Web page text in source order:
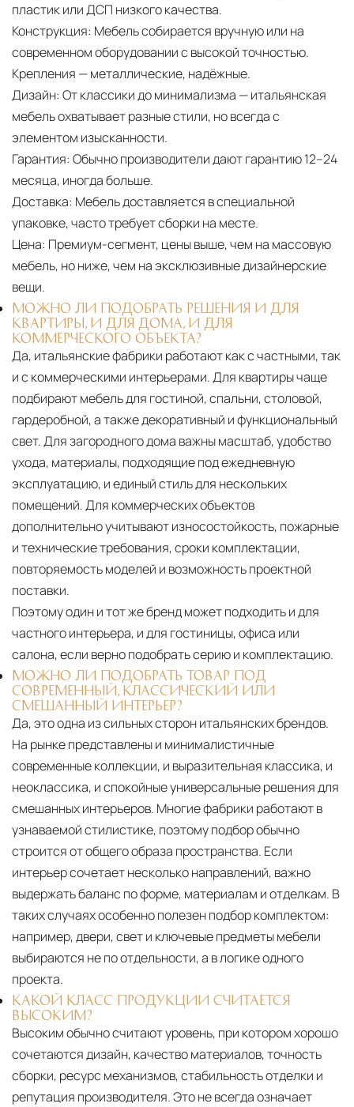
пластик или ДСП низкого качества.
Конструкция: Мебель собирается вручную или на
современном оборудовании с высокой точностью.
Крепления — металлические, надёжные.
Дизайн: От классики до минимализма — итальянская
мебель охватывает разные стили, но всегда с
элементом изысканности.
Гарантия: Обычно производители дают гарантию 12–24
месяца, иногда больше.
Доставка: Мебель доставляется в специальной
упаковке, часто требует сборки на месте.
Цена: Премиум-сегмент, цены выше, чем на массовую
мебель, но ниже, чем на эксклюзивные дизайнерские
вещи.
МОЖНО ЛИ ПОДОБРАТЬ РЕШЕНИЯ И ДЛЯ
КВАРТИРЫ, И ДЛЯ ДОМА, И ДЛЯ
КОММЕРЧЕСКОГО ОБЪЕКТА?
Да, итальянские фабрики работают как с частными, так
и с коммерческими интерьерами. Для квартиры чаще
подбирают мебель для гостиной, спальни, столовой,
гардеробной, а также декоративный и функциональный
свет. Для загородного дома важны масштаб, удобство
ухода, материалы, подходящие под ежедневную
эксплуатацию, и единый стиль для нескольких
помещений. Для коммерческих объектов
дополнительно учитывают износостойкость, пожарные
и технические требования, сроки комплектации,
повторяемость моделей и возможность проектной
поставки.
Поэтому один и тот же бренд может подходить и для
частного интерьера, и для гостиницы, офиса или
салона, если верно подобрать серию и комплектацию.
МОЖНО ЛИ ПОДОБРАТЬ ТОВАР ПОД
СОВРЕМЕННЫЙ, КЛАССИЧЕСКИЙ ИЛИ
СМЕШАННЫЙ ИНТЕРЬЕР?
Да, это одна из сильных сторон итальянских брендов.
На рынке представлены и минималистичные
современные коллекции, и выразительная классика, и
неоклассика, и спокойные универсальные решения для
смешанных интерьеров. Многие фабрики работают в
узнаваемой стилистике, поэтому подбор обычно
строится от общего образа пространства. Если
интерьер сочетает несколько направлений, важно
выдержать баланс по форме, материалам и отделкам. В
таких случаях особенно полезен подбор комплектом:
например, двери, свет и ключевые предметы мебели
выбираются не по отдельности, а в логике одного
проекта.
КАКОЙ КЛАСС ПРОДУКЦИИ СЧИТАЕТСЯ
ВЫСОКИМ?
Высоким обычно считают уровень, при котором хорошо
сочетаются дизайн, качество материалов, точность
сборки, ресурс механизмов, стабильность отделки и
репутация производителя. Это не всегда означает